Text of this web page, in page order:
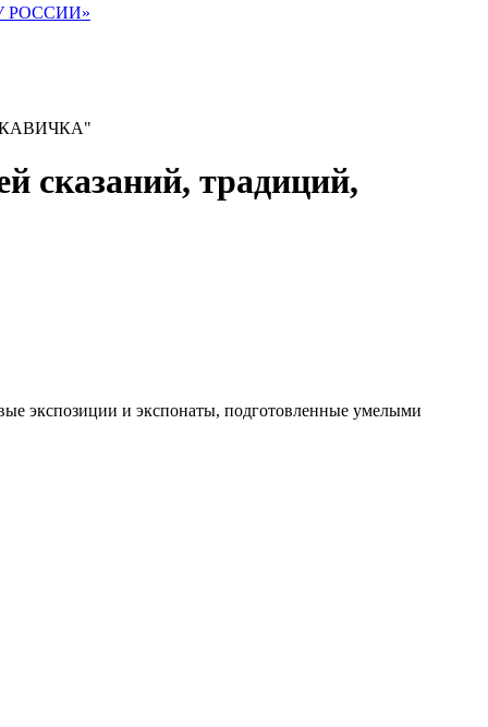
РОССИИ»
традиций,
экспозиции и экспонаты, подготовленные умелыми